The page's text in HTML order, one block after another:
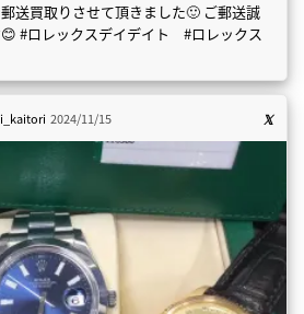
送買取りさせて頂きました🙂 ご郵送誠
#ロレックスデイデイト #ロレックス
2024/11/15